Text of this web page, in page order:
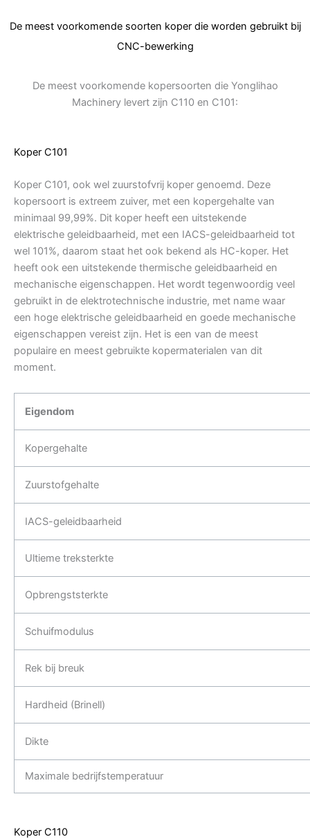
De meest voorkomende soorten koper die worden gebruikt bij
CNC-bewerking
De meest voorkomende kopersoorten die Yonglihao
Machinery levert zijn C110 en C101:
Koper C101
Koper C101, ook wel zuurstofvrij koper genoemd. Deze
kopersoort is extreem zuiver, met een kopergehalte van
minimaal 99,99%. Dit koper heeft een uitstekende
elektrische geleidbaarheid, met een IACS-geleidbaarheid tot
wel 101%, daarom staat het ook bekend als HC-koper. Het
heeft ook een uitstekende thermische geleidbaarheid en
mechanische eigenschappen. Het wordt tegenwoordig veel
gebruikt in de elektrotechnische industrie, met name waar
een hoge elektrische geleidbaarheid en goede mechanische
eigenschappen vereist zijn. Het is een van de meest
populaire en meest gebruikte kopermaterialen van dit
moment.
Eigendom
Kopergehalte
Zuurstofgehalte
IACS-geleidbaarheid
Ultieme treksterkte
Opbrengststerkte
Schuifmodulus
Rek bij breuk
Hardheid (Brinell)
Dikte
Maximale bedrijfstemperatuur
Koper C110